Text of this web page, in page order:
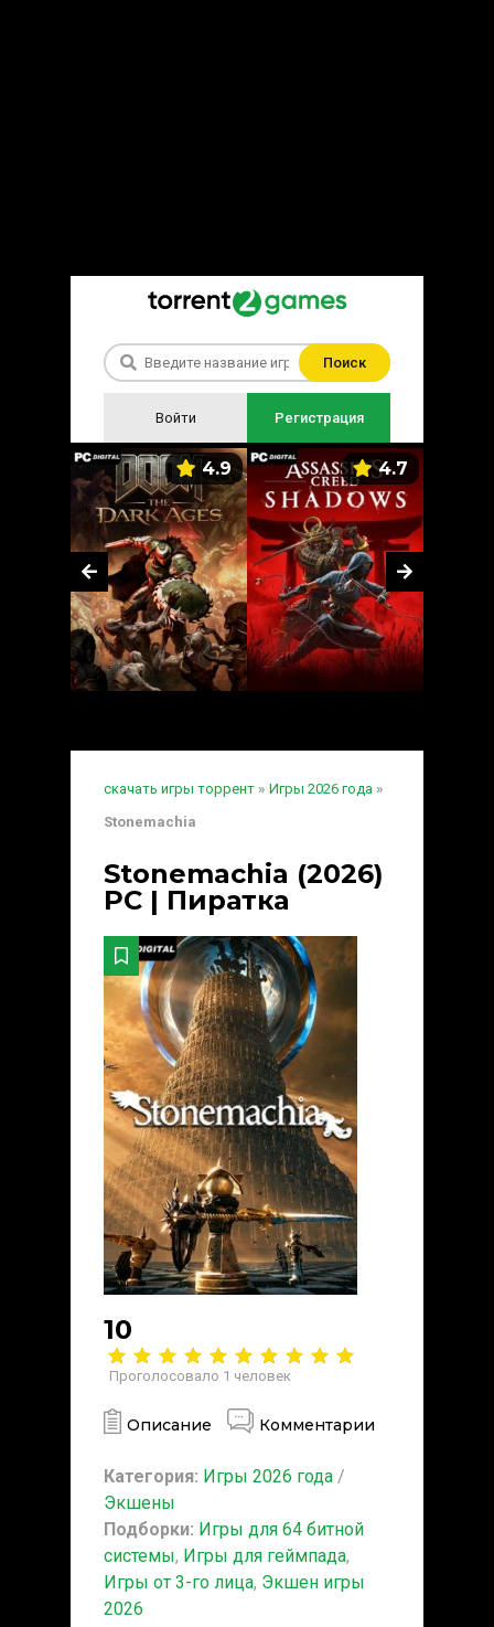
Поиск
Войти Регистрация
4.9 4.7
скачать игры торрент » Игры 2026 года »
Stonemachia
Stonemachia (2026)
PC | Пиратка
10
Проголосовало 1 человек
Описание Комментарии
Категория: Игры 2026 года /
Экшены
Подборки: Игры для 64 битной
системы, Игры для геймпада,
Игры от 3-го лица, Экшен игры
2026